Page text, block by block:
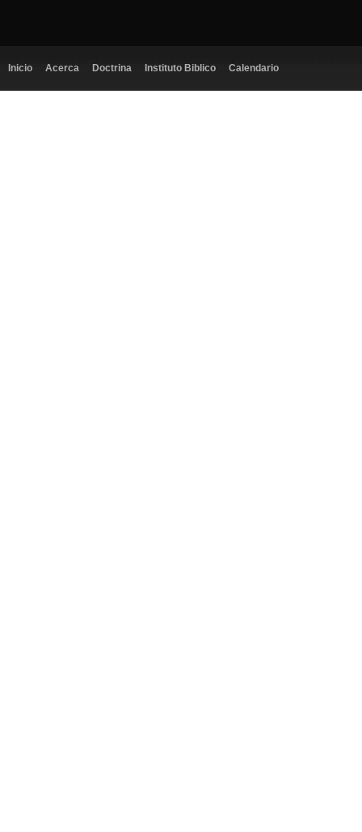
Inicio Acerca Doctrina Instituto Biblico Calendario